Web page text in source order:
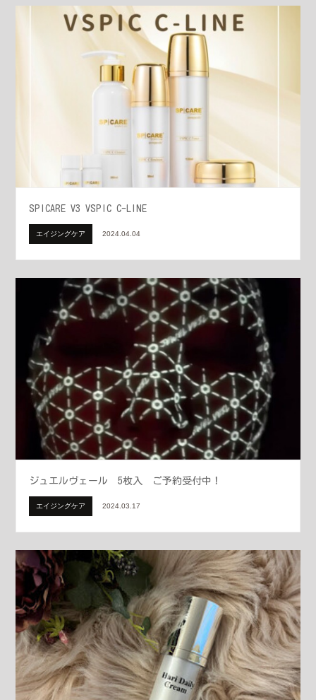
SPICARE V3 VSPIC C-LINE
エイジングケア 2024.04.04
ジュエルヴェール 5枚入 ご予約受付中！
エイジングケア 2024.03.17